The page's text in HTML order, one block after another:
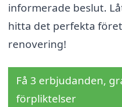
informerade beslut.
hitta det perfekta
renovering!
Få 3 erbjudanden,
förpliktelser